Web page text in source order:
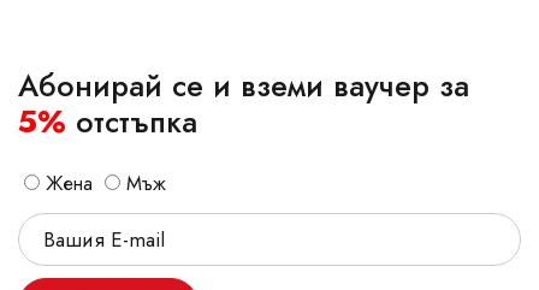
Абонирай се и вземи ваучер за
5% отстъпка
Жена Мъж